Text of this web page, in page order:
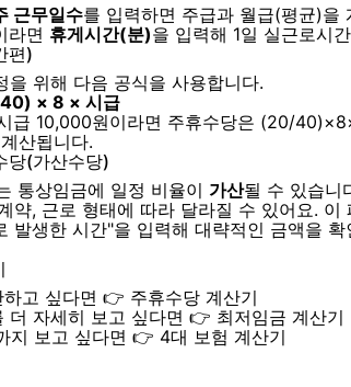
근무일수를 입력하면 주급과 월급(평균)을
라면 휴게시간(분)을 입력해 1일 실근로시
편)
을 위해 다음 공식을 사용합니다.
40) × 8 × 시급
급 10,000원이라면 주휴수당은 (20/
산됩니다.
당(가산수당)
통상임금에 일정 비율이 가산될 수 있습니
약, 근로 형태에 따라 달라질 수 있어요. 이
발생한 시간"을 입력해 대략적인 금액을 확
고 싶다면 👉 주휴수당 계산기
더 자세히 보고 싶다면 👉 최저임금 계산기
지 보고 싶다면 👉 4대 보험 계산기